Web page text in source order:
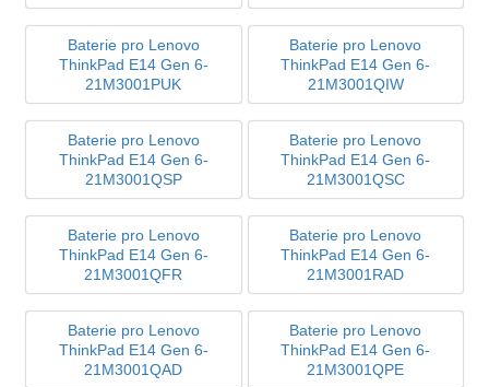
Baterie pro Lenovo
ThinkPad E14 Gen 6-
21M3001PUK
Baterie pro Lenovo
ThinkPad E14 Gen 6-
21M3001QIW
Baterie pro Lenovo
ThinkPad E14 Gen 6-
21M3001QSP
Baterie pro Lenovo
ThinkPad E14 Gen 6-
21M3001QSC
Baterie pro Lenovo
ThinkPad E14 Gen 6-
21M3001QFR
Baterie pro Lenovo
ThinkPad E14 Gen 6-
21M3001RAD
Baterie pro Lenovo
ThinkPad E14 Gen 6-
21M3001QAD
Baterie pro Lenovo
ThinkPad E14 Gen 6-
21M3001QPE